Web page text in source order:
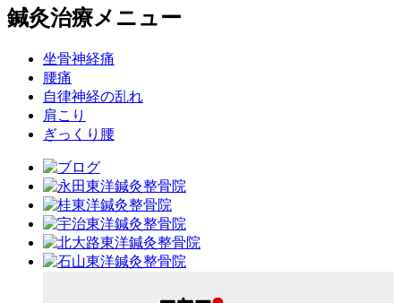
鍼灸治療メニュー
坐骨神経痛
腰痛
自律神経の乱れ
肩こり
ぎっくり腰